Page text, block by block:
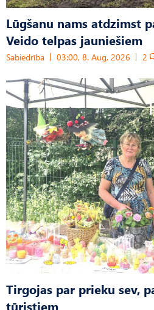
Lūgšanu nams atdzimst
Veido telpas jauniešiem
Sabiedrība 03:00, 8. Aug, 2026 2
Tirgojas par prieku sev,
tūristiem